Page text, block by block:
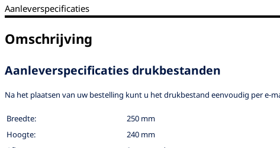
Aanleverspecificaties
Omschrijving
Aanleverspecificaties drukbestanden
Na het plaatsen van uw bestelling kunt u het drukbestand eenvoudig per e-
Breedte:
250 mm
Hoogte:
240 mm